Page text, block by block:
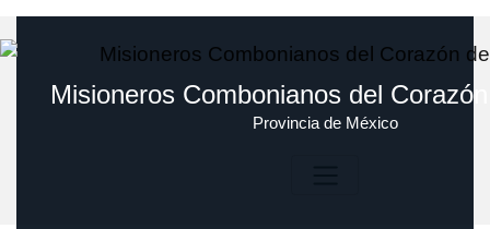
to
Misioneros Combonianos del
Provincia de México